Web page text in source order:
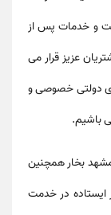
و خدمات پس از
عزیز قرار می
دولتی خصوصی و
باشیم.
بخار همچنین
در خدمت